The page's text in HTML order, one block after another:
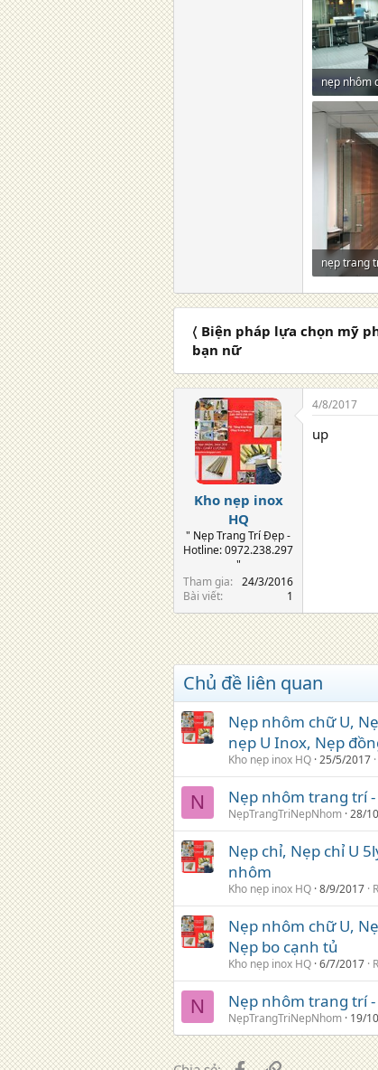
nẹp nhôm
443,1 KB ·
nẹp trang
211,8 KB ·
〈 Biện pháp lựa chọn mỹ
bạn nữ
Kho nẹp inox
HQ
" Nẹp Trang Trí Đẹp -
Hotline: 0972.238.297
"
Tham gia
24/3/2016
Bài viết
1
4/8/2017
up
Chủ đề liên quan
Nẹp nhôm chữ U,
nẹp U Inox, Nẹp
Kho nẹp inox HQ 25/5/2017
N Nẹp nhôm trang trí
NẹpTrangTriNepNhom 28/
Nẹp chỉ, Nẹp chỉ U
nhôm
Kho nẹp inox HQ 8/9/2017
Nẹp nhôm chữ U,
Nẹp bo cạnh tủ
Kho nẹp inox HQ 6/7/2017
N Nẹp nhôm trang trí
NẹpTrangTriNepNhom 19/